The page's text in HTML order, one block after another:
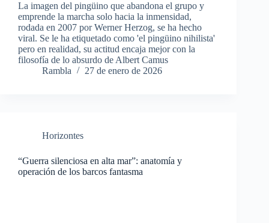
La imagen del pingüino que abandona el grupo y
emprende la marcha solo hacia la inmensidad,
rodada en 2007 por Werner Herzog, se ha hecho
viral. Se le ha etiquetado como 'el pingüino nihilista'
pero en realidad, su actitud encaja mejor con la
filosofía de lo absurdo de Albert Camus
Rambla
27 de enero de 2026
Horizontes
“Guerra silenciosa en alta mar”: anatomía y
operación de los barcos fantasma